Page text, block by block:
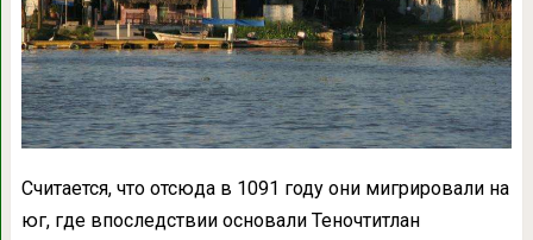
Считается, что отсюда в 1091 году они мигрировали на
юг, где впоследствии основали Теночтитлан